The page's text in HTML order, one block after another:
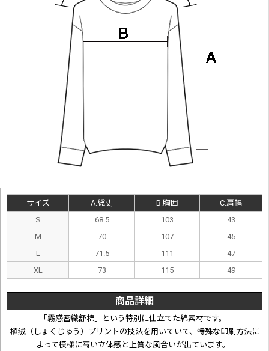
サイズ A.総丈 B.胸囲
C.肩幅
S
68.5 103
43
M
70 107
45
L
71.5 111
47
XL
73 115 49
商品詳細
「霧感密織舒棉」という特別に仕立てた綿素材です。
植绒（しょくじゅう）プリントの技法を用いていて、特殊な印刷方法に
よって模様に高い立体感と上質な風合いが出ています。